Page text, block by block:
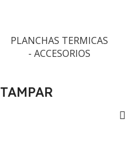
PLANCHAS TERMICAS
- ACCESORIOS